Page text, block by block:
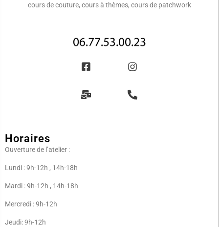
cours de couture, cours à thèmes, cours de patchwork
Horaires
Ouverture de l’atelier :
Lundi : 9h-12h , 14h-18h
Mardi : 9h-12h , 14h-18h
Mercredi : 9h-12h
Jeudi: 9h-12h